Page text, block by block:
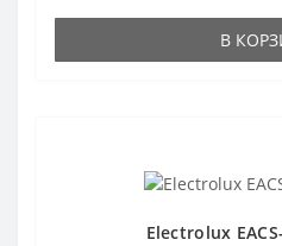
В
Electrolux